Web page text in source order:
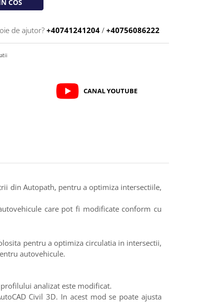
COS
de ajutor? +40741241204 / +40756086222
CANAL YOUTUBE
din Autopath, pentru a optimiza intersectiile,
care pot fi modificate conform cu
pentru a optimiza circulatia in intersectii,
autovehicule.
analizat este modificat.
Civil 3D. In acest mod se poate ajusta